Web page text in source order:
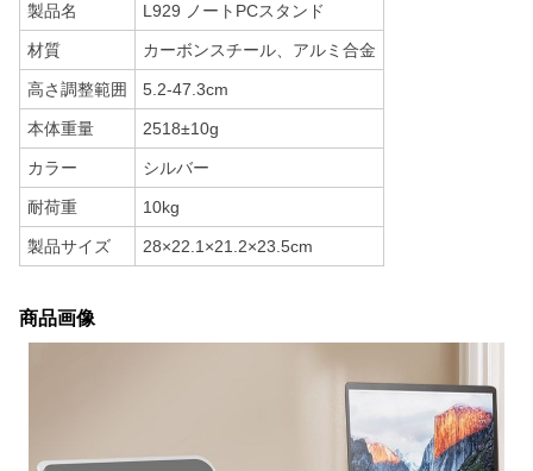
製品名 L929 ノートPCスタンド
材質 カーボンスチール、アルミ合金
高さ調整範囲 5.2-47.3cm
本体重量 2518±10g
カラー シルバー
耐荷重 10kg
製品サイズ 28×22.1×21.2×23.5cm
商品画像